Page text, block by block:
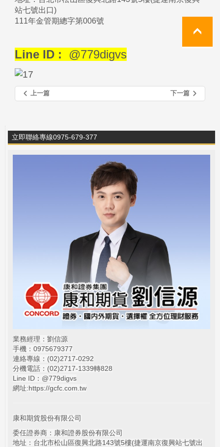
站七號出口)
111年金管期總字第006號
Line ID : @779digvs
上一篇 下一篇
立即聯絡專線0975-679-377
業務經理：劉信源
手機：0975679377
連絡專線：(02)2717-0292
分機電話：(02)2717-1339轉828
Line ID：@779digvs
網址:https://gcfc.com.tw
康和期貨股份有限公司
委任證券商：康和證券股份有限公司
地址：台北市松山區復興北路143號5樓(捷運南京復興站七號出